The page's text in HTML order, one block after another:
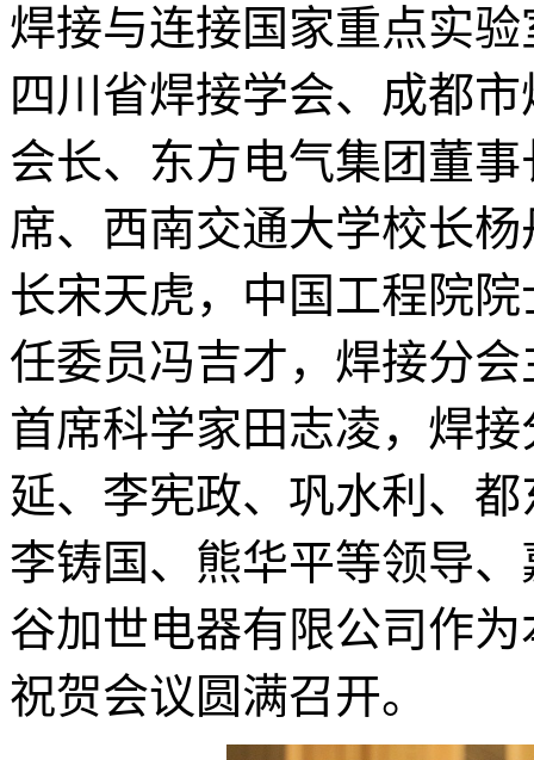
焊接与连接国家重点实
四川省焊接学会、成都
会长、东方电气集团董
席、西南交通大学校长
长宋天虎，中国工程院
任委员冯吉才，焊接分
首席科学家田志凌，焊
延、李宪政、巩水利、
李铸国、熊华平等领导
谷加世电器有限公司作
祝贺会议圆满召开。